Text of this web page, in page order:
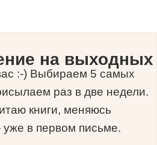
на выходных
:-) Выбираем 5 самых
раз в две недели.
книги, меняюсь
в первом письме.